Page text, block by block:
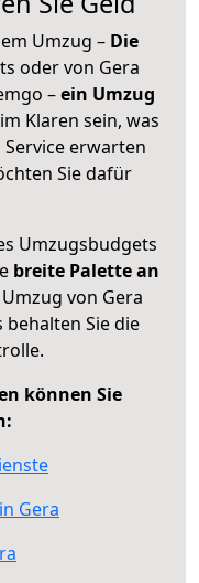
Umzug – Die
oder von Gera
–ein Umzug
Klaren sein, was
erwarten
Sie dafür
Umzugsbudgets
breite Palette an
von Gera
behalten Sie die
können Sie
Gera